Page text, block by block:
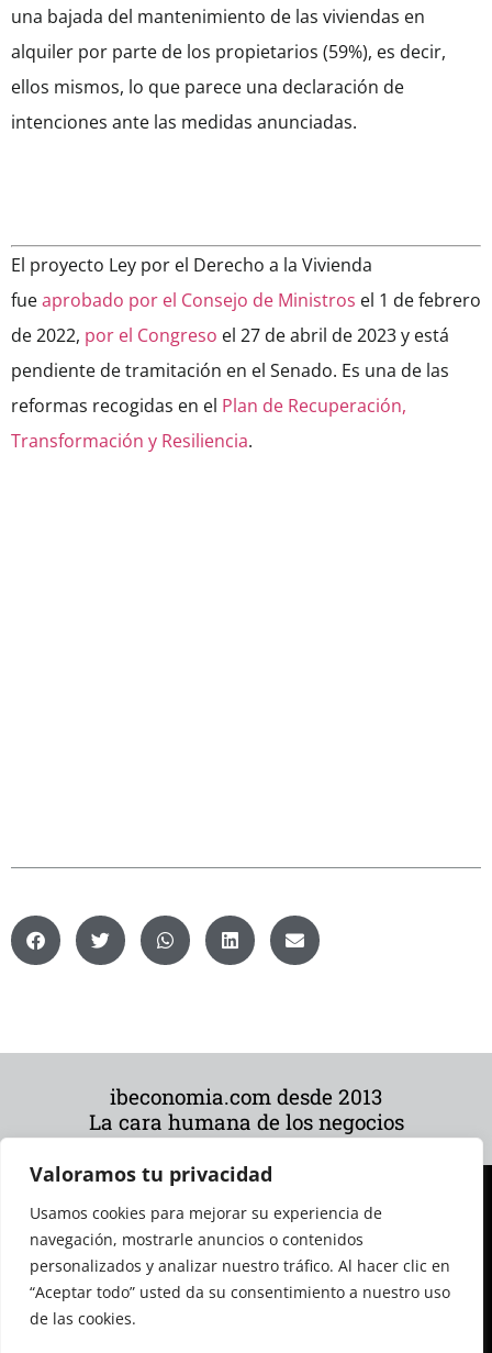
Valoramos tu privacidad
Usamos cookies para mejorar su experiencia de
navegación, mostrarle anuncios o contenidos
personalizados y analizar nuestro tráfico. Al hacer clic en
“Aceptar todo” usted da su consentimiento a nuestro uso
de las cookies.
una bajada del mantenimiento de las viviendas en
alquiler por parte de los propietarios (59%), es decir,
ellos mismos, lo que parece una declaración de
intenciones ante las medidas anunciadas.
El proyecto Ley por el Derecho a la Vivienda
fueaprobado por el Consejo de Ministros el 1 de febrero
de 2022, por el Congreso el 27 de abril de 2023 y está
pendiente de tramitación en el Senado. Es una de las
reformas recogidas en el Plan de Recuperación,
Transformación y Resiliencia.
ibeconomia.com desde 2013
La cara humana de los negocios